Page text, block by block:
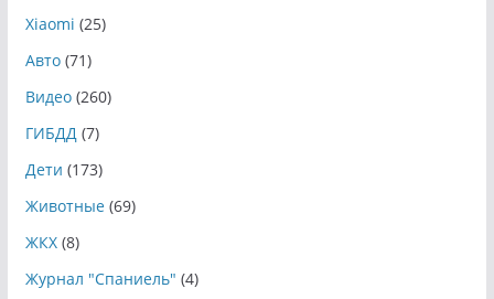
Xiaomi (25)
Авто(71)
Видео(260)
ГИБДД(7)
Дети (173)
Животные(69)
ЖКХ(8)
Журнал "Спаниель" (4)